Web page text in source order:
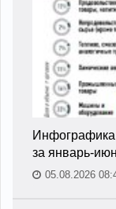
за январь-
05.08.2026